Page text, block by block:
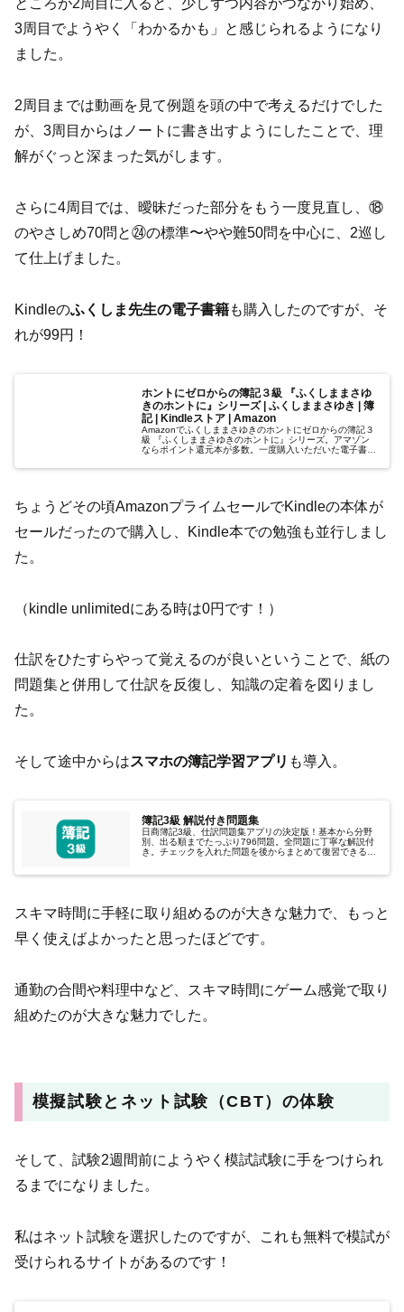
ところが2周目に入ると、少しずつ内容がつながり始め、
3周目でようやく「わかるかも」と感じられるようになり
ました。
2周目までは動画を見て例題を頭の中で考えるだけでした
が、3周目からはノートに書き出すようにしたことで、理
解がぐっと深まった気がします。
さらに4周目では、曖昧だった部分をもう一度見直し、⑱
のやさしめ70問と㉔の標準〜やや難50問を中心に、2巡し
て仕上げました。
Kindleのふくしま先生の電子書籍も購入したのですが、そ
れが99円！
ホントにゼロからの簿記３級 『ふくしままさゆ
きのホントに』シリーズ | ふくしままさゆき | 簿
記 | Kindleストア | Amazon
Amazonでふくしままさゆきのホントにゼロからの簿記３
級 『ふくしままさゆきのホントに』シリーズ。アマゾン
ならポイント還元本が多数。一度購入いただいた電子書籍
など、様々な端末で...
ちょうどその頃AmazonプライムセールでKindleの本体が
セールだったので購入し、Kindle本での勉強も並行しまし
た。
（kindle unlimitedにある時は0円です！）
仕訳をひたすらやって覚えるのが良いということで、紙の
問題集と併用して仕訳を反復し、知識の定着を図りまし
た。
そして途中からはスマホの簿記学習アプリ も導入。
‎簿記3級 解説付き問題集
‎日商簿記3級、仕訳問題集アプリの決定版！基本から分野
別、出る順までたっぷり796問題。全問題に丁寧な解説付
き。チェックを入れた問題を後からまとめて復習できる機
スキマ時間に手軽に取り組めるのが大きな魅力で、もっと
早く使えばよかったと思ったほどです。
通勤の合間や料理中など、スキマ時間にゲーム感覚で取り
組めたのが大きな魅力でした。
模擬試験とネット試験（CBT）の体験
そして、試験2週間前にようやく模試試験に手をつけられ
るまでになりました。
私はネット試験を選択したのですが、これも無料で模試が
受けられるサイトがあるのです！